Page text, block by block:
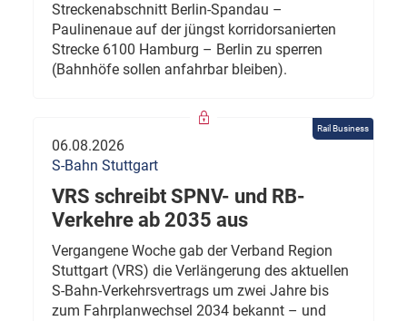
Streckenabschnitt Berlin-Spandau –
Paulinenaue auf der jüngst korridorsanierten
Strecke 6100 Hamburg – Berlin zu sperren
(Bahnhöfe sollen anfahrbar bleiben).
Rail Business
06.08.2026
S-Bahn Stuttgart
VRS schreibt SPNV- und RB-
Verkehre ab 2035 aus
Vergangene Woche gab der Verband Region
Stuttgart (VRS) die Verlängerung des aktuellen
S-Bahn-Verkehrsvertrags um zwei Jahre bis
zum Fahrplanwechsel 2034 bekannt – und